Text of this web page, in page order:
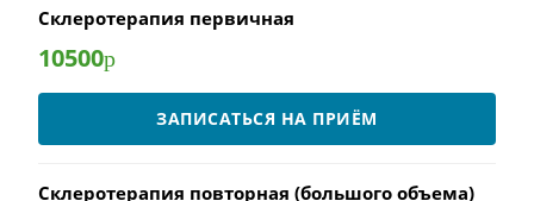
Склеротерапия первичная
10500р
ЗАПИСАТЬСЯ НА ПРИЁМ
Склеротерапия повторная (большого объема)